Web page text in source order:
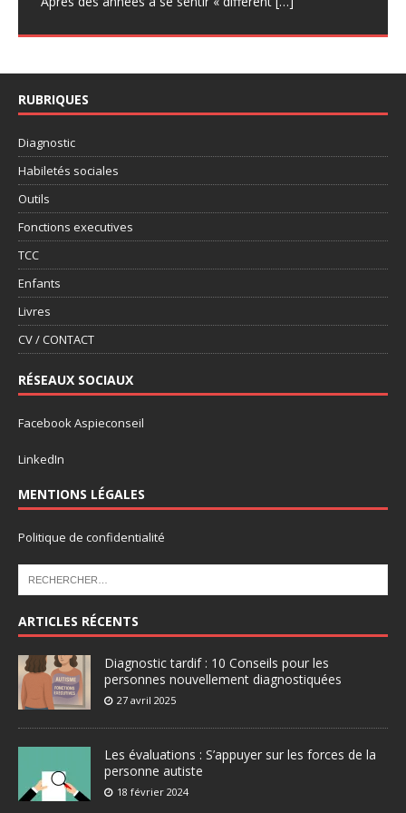
RUBRIQUES
Diagnostic
Habiletés sociales
Outils
Fonctions executives
TCC
Enfants
Livres
CV / CONTACT
RÉSEAUX SOCIAUX
Facebook Aspieconseil
LinkedIn
MENTIONS LÉGALES
Politique de confidentialité
ARTICLES RÉCENTS
Diagnostic tardif : 10 Conseils pour les
personnes nouvellement diagnostiquées
27 avril 2025
Les évaluations : S’appuyer sur les forces de la
personne autiste
18 février 2024